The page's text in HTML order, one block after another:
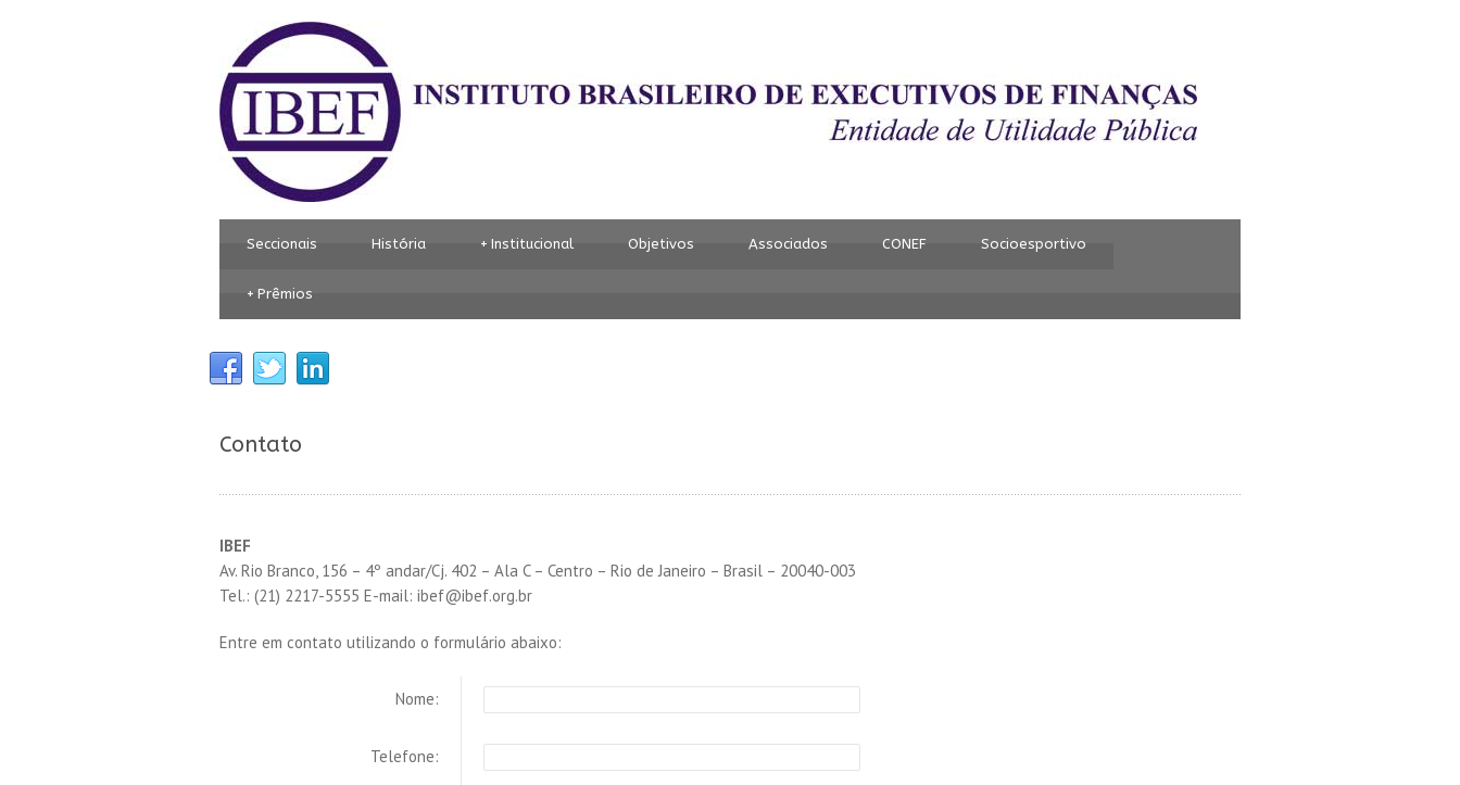
Seccionais História Institucional
+ Objetivos Associados CONEF Socioesportivo
Prêmios
+
Contato
IBEF
Av. Rio Branco, 156 – 4º andar/Cj. 402 – Ala C – Centro – Rio de Janeiro – Brasil – 20040-003
Tel.: (21) 2217-5555 E-mail: ibef@ibef.org.br
Entre em contato utilizando o formulário abaixo:
Nome:
Telefone: